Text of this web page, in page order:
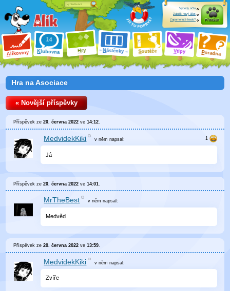
Alíkoviny Klubovna Hry Nástěnky Soutěže Vtipy Poradna
Výhody účtu
Založit nový účet
Zapomenuté heslo?
Přihlásit
Hra na Asociace
« Novější příspěvky
Příspěvek ze20. června 2022 ve14:12.
MedvidekKiki v němnapsal:
Já
Příspěvek ze20. června 2022 ve14:01
MrTheBest v němnapsal:
Medvěd
Příspěvek ze20. června 2022 ve13:59
MedvidekKiki v němnapsal:
Zvíře